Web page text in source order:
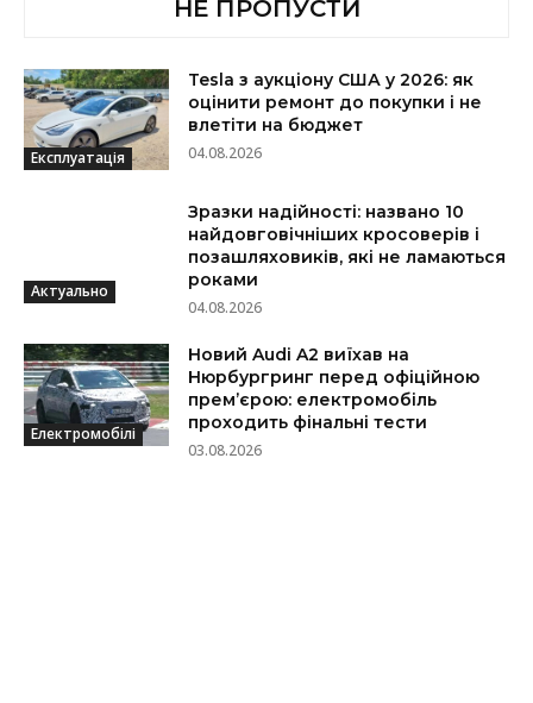
НЕ ПРОПУСТИ
Експлуатація
Tesla з аукціону США у 2026: як
оцінити ремонт до покупки і не
влетіти на бюджет
04.08.2026
Актуально
Зразки надійності: названо 10
найдовговічніших кросоверів і
позашляховиків, які не ламаються
роками
04.08.2026
Електромобілі
Новий Audi A2 виїхав на
Нюрбургринг перед офіційною
прем’єрою: електромобіль
проходить фінальні тести
03.08.2026